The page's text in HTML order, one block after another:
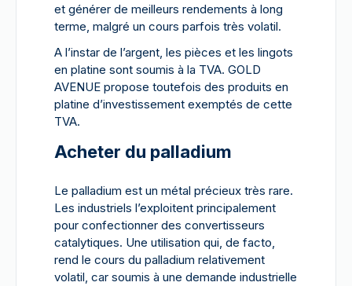
et générer de meilleurs rendements à long
terme, malgré un cours parfois très volatil.
A l’instar de l’argent, les pièces et les lingots
en platine sont soumis à la TVA. GOLD
AVENUE propose toutefois des produits en
platine d’investissement exemptés de cette
TVA.
Acheter du palladium
Le palladium est un métal précieux très rare.
Les industriels l’exploitent principalement
pour confectionner des convertisseurs
catalytiques. Une utilisation qui, de facto,
rend le cours du palladium relativement
volatil, car soumis à une demande industrielle